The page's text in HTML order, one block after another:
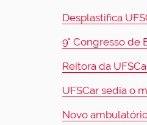
Desplastifica
9° Congresso de
Reitora da
UFSCar sedia o
Novo